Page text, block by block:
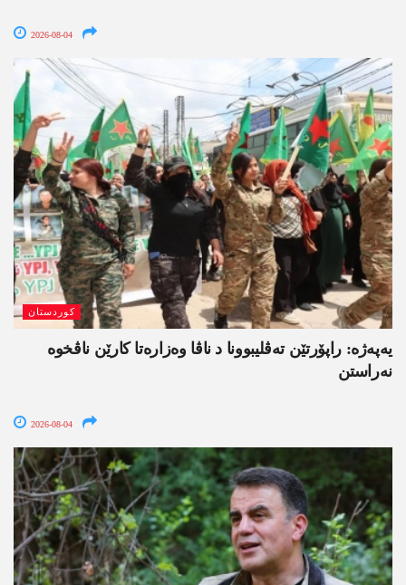
2026-08-04
کوردستان
یەپەژە: راپۆرتێن تەڤلیبوونا د ناڤا وەزارەتا کارێن ناڤخوە
نەراستن
2026-08-04